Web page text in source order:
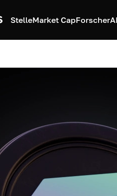
StelleMarket CapForscher